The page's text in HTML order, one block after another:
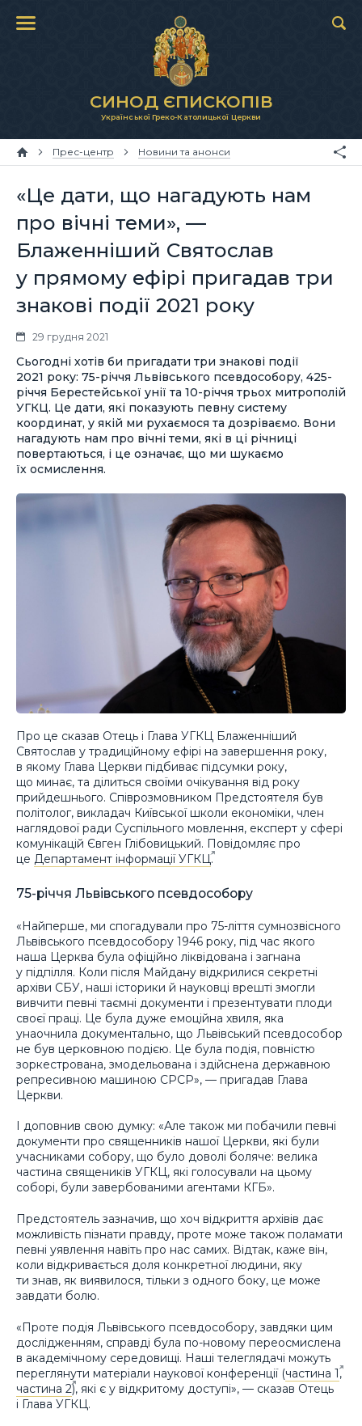
СИНОД ЄПИСКОПІВ
Української Греко-Католицької Церкви
Прес-центр Новини та анонси
«Це дати, що нагадують нам
про вічні теми», —
Блаженніший Святослав
у прямому ефірі пригадав три
знакові події 2021 року
29 грудня 2021
Сьогодні хотів би пригадати три знакові події
2021 року: 75-річчя Львівського псевдособору, 425-
річчя Берестейської унії та 10-річчя трьох митрополій
УГКЦ. Це дати, які показують певну систему
координат, у якій ми рухаємося та дозріваємо. Вони
нагадують нам про вічні теми, які в ці річниці
повертаються, і це означає, що ми шукаємо
їх осмислення.
Про це сказав Отець і Глава УГКЦ Блаженніший
Святослав у традиційному ефірі на завершення року,
в якому Глава Церкви підбиває підсумки року,
що минає, та ділиться своїми очікування від року
прийдешнього. Співрозмовником Предстоятеля був
політолог, викладач Київської школи економіки, член
наглядової ради Суспільного мовлення, експерт у сфері
комунікацій Євген Глібовицький. Повідомляє про
це Департамент інформації УГКЦ.
75-річчя Львівського псевдособору
«Найперше, ми спогадували про 75-ліття сумнозвісного
Львівського псевдособору 1946 року, під час якого
наша Церква була офіційно ліквідована і загнана
у підпілля. Коли після Майдану відкрилися секретні
архіви СБУ, наші історики й науковці врешті змогли
вивчити певні таємні документи і презентувати плоди
своєї праці. Це була дуже емоційна хвиля, яка
унаочнила документально, що Львівський псевдособор
не був церковною подією. Це була подія, повністю
зоркестрована, змодельована і здійснена державною
репресивною машиною СРСР», — пригадав Глава
Церкви.
І доповнив свою думку: «Але також ми побачили певні
документи про священників нашої Церкви, які були
учасниками собору, що було доволі боляче: велика
частина священиків УГКЦ, які голосували на цьому
соборі, були завербованими агентами КГБ».
Предстоятель зазначив, що хоч відкриття архівів дає
можливість пізнати правду, проте може також поламати
певні уявлення навіть про нас самих. Відтак, каже він,
коли відкривається доля конкретної людини, яку
ти знав, як виявилося, тільки з одного боку, це може
завдати болю.
«Проте подія Львівського псевдособору, завдяки цим
дослідженням, справді була по-новому переосмислена
в академічному середовищі. Наші телеглядачі можуть
переглянути матеріали наукової конференції (частина 1,
частина 2), які є у відкритому доступі», — сказав Отець
і Глава УГКЦ.